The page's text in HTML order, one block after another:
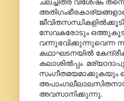
ചലച്ചിത്ര വിശേഷം
സേവകരോടും
കഥാഘടനയില്‍
കലാശില്‍പ്പം
സംഗീതമയമാക്കുകയും
അവസാനിക്കുന്നു.